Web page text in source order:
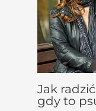
Jak
gdy to